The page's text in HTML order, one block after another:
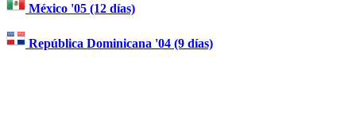
México '05 (12 días)
República Dominicana '04 (9 días)